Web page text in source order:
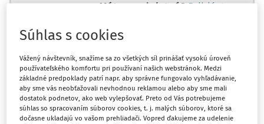
Máte predplatné? Prihláste sa
Ups, zatiaľ ste si prečítali len
začiatok...
Súhlas s cookies
Vážený návštevník, snažíme sa zo všetkých síl prinášať vysokú úroveň
používateľského komfortu pri používaní našich webstránok. Medzi
základné predpoklady patrí napr. aby správne fungovalo vyhľadávanie,
aby sme vás neobťažovali nevhodnou reklamou alebo aby sme mali
dostatok podnetov, ako web vylepšovať. Preto od Vás potrebujeme
súhlas so spracovaním súborov cookies, t. j. malých súborov, ktoré sa
dočasne ukladajú vo vašom prehliadači. Vopred ďakujeme za udelenie